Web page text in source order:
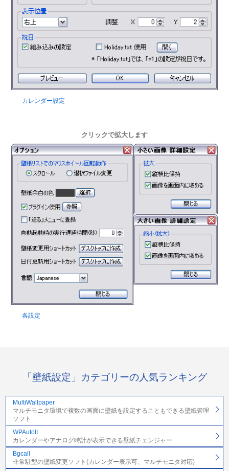
カレンダー設定
クリックで拡大します
各設定
「壁紙設定」カテゴリーの人気ランキング
MultiWallpaper
マルチモニタ環境で複数の画面に壁紙を設定することもできる壁紙管理
ソフト
WPAutoII
カレンダーやアナログ時計が表示できる壁紙チェンジャー
Bgcall
非常駐型の壁紙変更ソフト(カレンダー表示可、マルチモニタ対応)